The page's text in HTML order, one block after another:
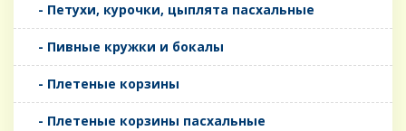
- Петухи, курочки, цыплята пасхальные
- Пивные кружки и бокалы
- Плетеные корзины
- Плетеные корзины пасхальные